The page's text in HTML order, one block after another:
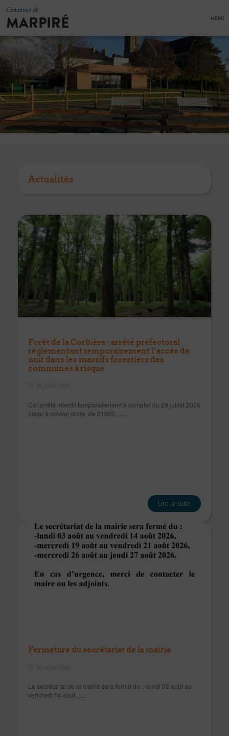
Commune de
MARPIRÉ MENU
Actualités
Forêt de la Corbière : arrêté préfectoral
réglementant temporairement l’accès de
nuit dans les massifs forestiers des
communes à risque
Cet arrêté interdit temporairement à compter du 29 juillet 2026
jusqu’à nouvel ordre, de 21h00 ......
Lire la suite
Fermeture du secrétariat de la mairie
Le secrétariat de la mairie sera fermé du : -lundi 03 août au
vendredi 14 août ......